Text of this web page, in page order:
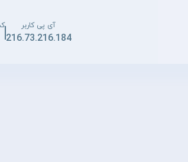
آی پی کاربر
216.73.216.184